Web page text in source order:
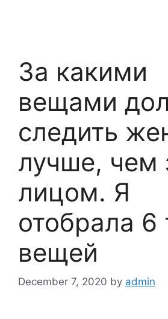
За какими
вещами
следить
лучше, чем
лицом. Я
отобрала 6
вещей
December 7, 2020 by admin